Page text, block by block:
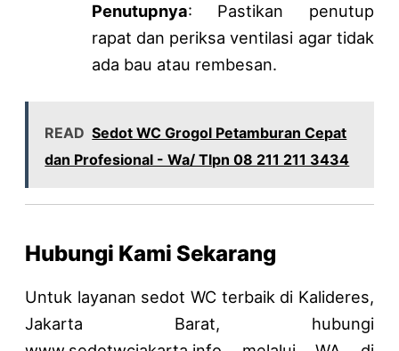
Penutupnya: Pastikan penutup
rapat dan periksa ventilasi agar tidak
ada bau atau rembesan.
READ Sedot WC Grogol Petamburan Cepat
dan Profesional - Wa/ Tlpn 08 211 211 3434
Hubungi Kami Sekarang
Untuk layanan sedot WC terbaik di Kalideres,
Jakarta Barat, hubungi